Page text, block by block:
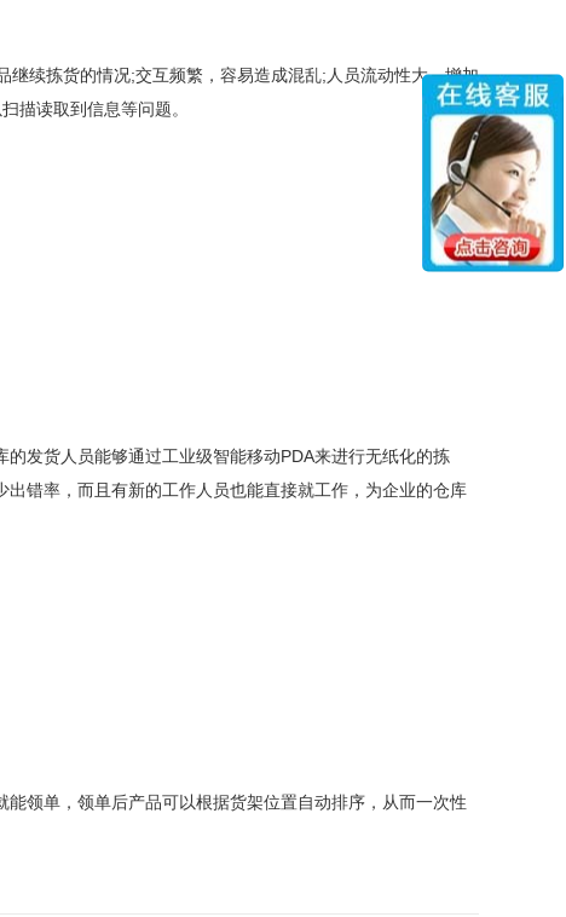
续拣货的情况;交互频繁，容易造成混乱;人员流动性大，增加
描读取到信息等问题。
发货人员能够通过工业级智能移动PDA来进行无纸化的拣
错率，而且有新的工作人员也能直接就工作，为企业的仓库
领单，领单后产品可以根据货架位置自动排序，从而一次性